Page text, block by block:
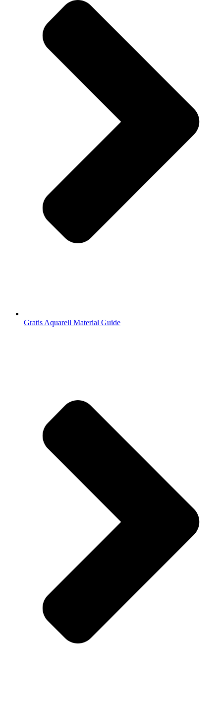
Gratis Aquarell Material Guide